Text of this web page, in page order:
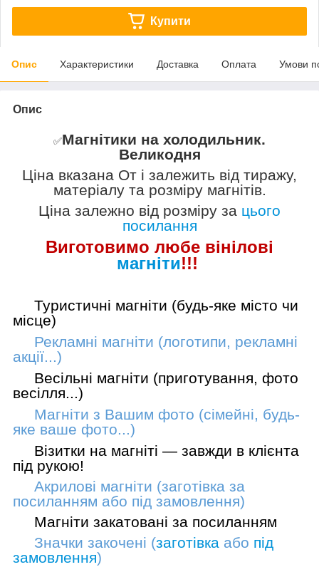
Купити
Опис Характеристики Доставка Оплата Умови
Опис
✅️Магнітики на холодильник.
Великодня
Ціна вказана От і залежить від тиражу,
матеріалу та розміру магнітів.
Ціна залежно від розміру за цього
посилання
Виготовимо любе вінілові
магніти!!!
Туристичні магніти (будь-яке місто чи
місце)
Рекламні магніти (логотипи, рекламні
акції...)
Весільні магніти (приготування, фото
весілля...)
Магніти з Вашим фото (сімейні, будь-
яке ваше фото...)
Візитки на магніті — завжди в клієнта
під рукою!
Акрилові магніти (заготівка за
посиланням або під замовлення)
Магніти закатовані за посиланням
Значки закочені (заготівка або під
замовлення)